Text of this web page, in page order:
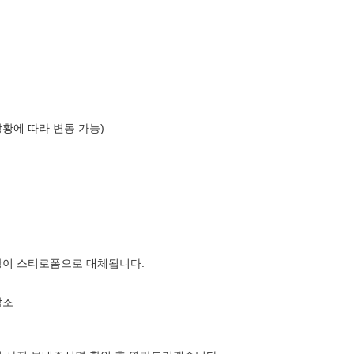
에 따라 변동 가능)
스티로폼으로 대체됩니다.